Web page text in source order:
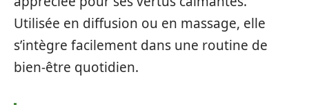
Utilisée en diffusion ou en massage, elle
s’intègre facilement dans une routine de
bien-être quotidien.